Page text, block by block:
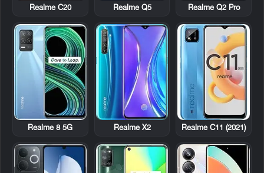
Realme Q2 Pro
Realme Q5
Realme C20
Realme C11 (2021)
Realme X2
Realme 8 5G